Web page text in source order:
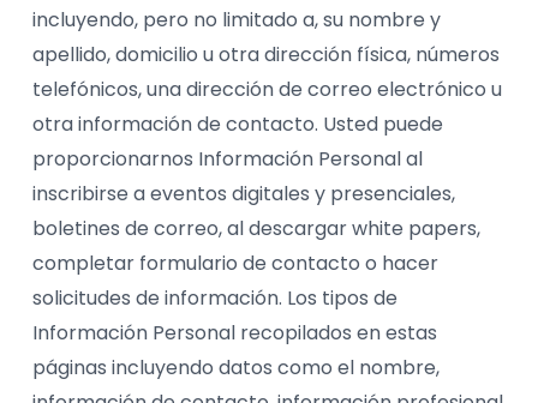
incluyendo, pero no limitado a, su nombre y
apellido, domicilio u otra dirección física, números
telefónicos, una dirección de correo electrónico u
otra información de contacto. Usted puede
proporcionarnos Información Personal al
inscribirse a eventos digitales y presenciales,
boletines de correo, al descargar white papers,
completar formulario de contacto o hacer
solicitudes de información. Los tipos de
Información Personal recopilados en estas
páginas incluyendo datos como el nombre,